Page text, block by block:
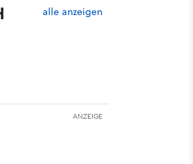
alle anzeigen
ANZEIGE